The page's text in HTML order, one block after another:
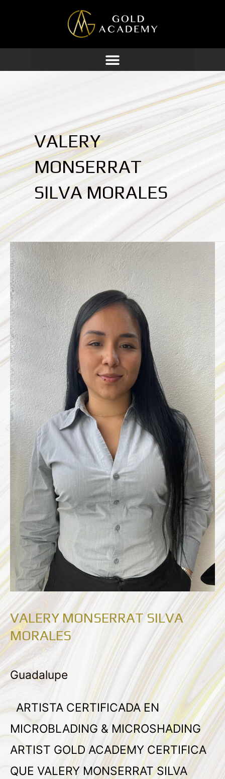
contenido
VALERY
MONSERRAT
SILVA MORALES
VALERY MONSERRAT SILVA
MORALES
Guadalupe
ARTISTA CERTIFICADA EN
MICROBLADING & MICROSHADING
ARTIST GOLD ACADEMY CERTIFICA
QUE VALERY MONSERRAT SILVA
VALERY
MONSERRAT
SILVA
MORALES